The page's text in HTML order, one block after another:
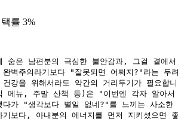
률 3%
숨은 남편분의 극심한 불안감과, 그걸 곁에
완벽주의라기보다 "잘못되면 어쩌지?"라는
건강을 위해서라도 약간의 거리두기가 필요
메뉴, 주말 산책 등)은 "이번엔 각자 알아
다가 "생각보다 별일 없네?"를 느끼는 사소
기보다, 아내분의 에너지를 먼저 지키셨으면